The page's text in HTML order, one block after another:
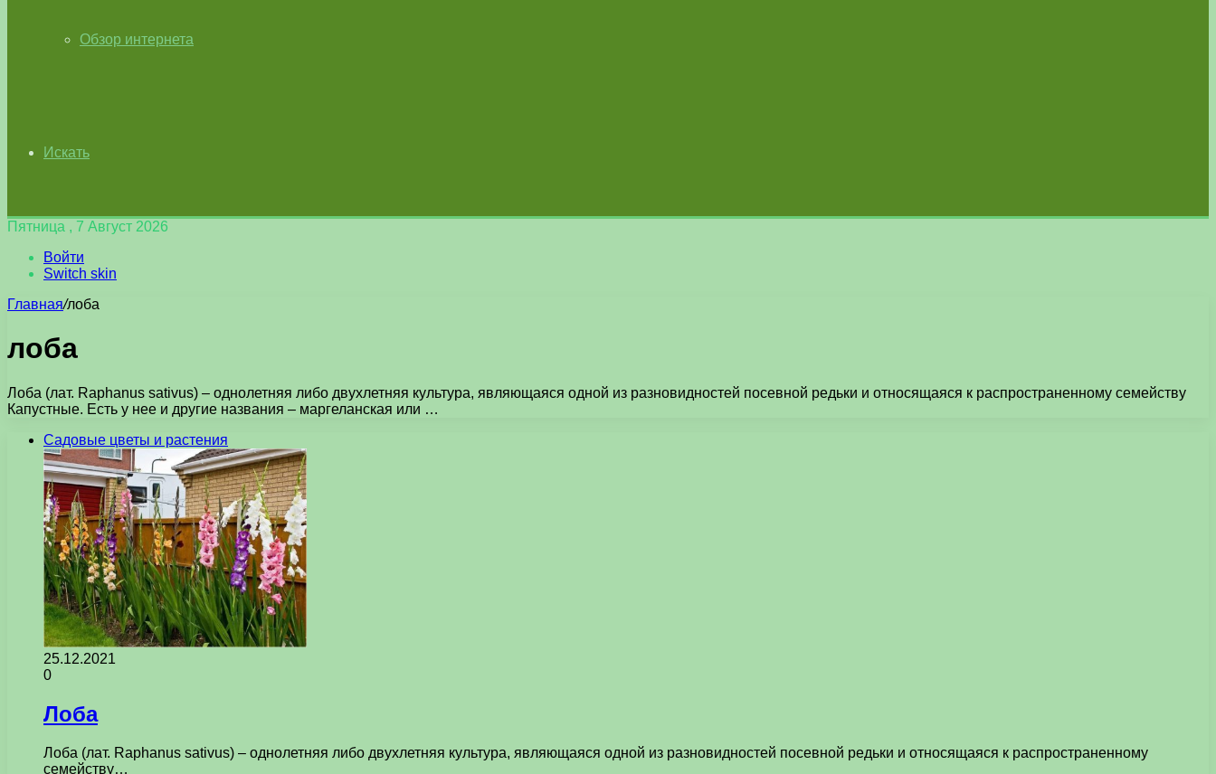
Обзор интернета
Искать
Пятница , 7 Август 2026
Войти
Switch skin
Главная/лоба
лоба
Лоба (лат. Raphanus sativus) – однолетняя либо двухлетняя культура, являющаяся одной из разновидностей посевной редьки и относящаяся к распространенному семейству
Капустные. Есть у нее и другие названия – маргеланская или …
Садовые цветы и растения
25.12.2021
0
Лоба
Лоба (лат. Raphanus sativus) – однолетняя либо двухлетняя культура, являющаяся одной из разновидностей посевной редьки и относящаяся к распространенному
семейству…